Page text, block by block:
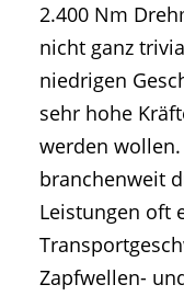
2.400 Nm
nicht ganz
niedrigen
sehr hohe
werden
branchenweit
Leistungen oft
Zapfwellen-